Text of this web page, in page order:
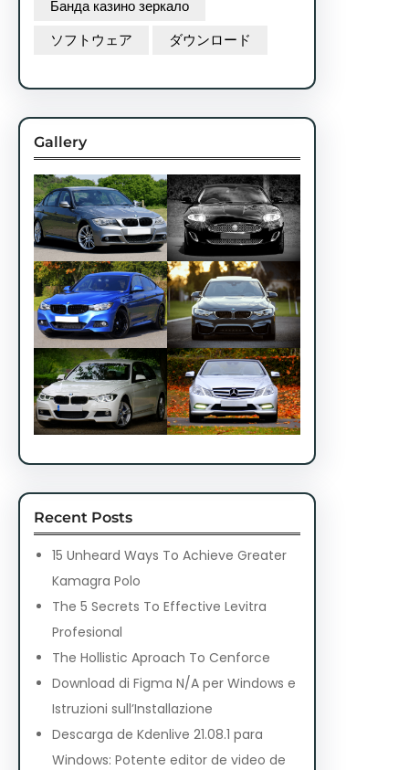
Банда казино зеркало
ソフトウェア
ダウンロード
Gallery
Recent Posts
15 Unheard Ways To Achieve Greater
Kamagra Polo
The 5 Secrets To Effective Levitra
Profesional
The Hollistic Aproach To Cenforce
Download di Figma N/A per Windows e
Istruzioni sull’Installazione
Descarga de Kdenlive 21.08.1 para
Windows: Potente editor de video de